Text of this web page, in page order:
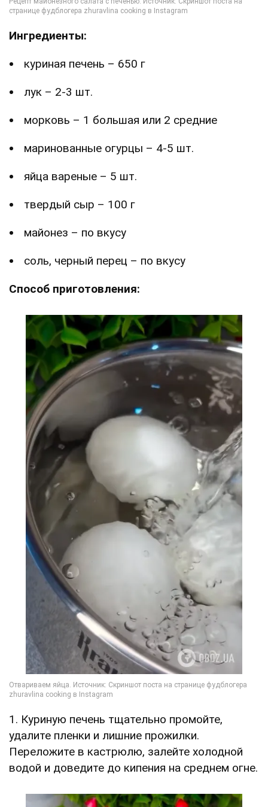
Ингредиенты:
куриная печень – 650 г
лук – 2-3 шт.
морковь – 1 большая или 2 средние
маринованные огурцы – 4-5 шт.
яйца вареные – 5 шт.
твердый сыр – 100 г
майонез – по вкусу
соль, черный перец – по вкусу
Способ приготовления:
1. Куриную печень тщательно промойте,
удалите пленки и лишние прожилки.
Переложите в кастрюлю, залейте холодной
водой и доведите до кипения на среднем огне.